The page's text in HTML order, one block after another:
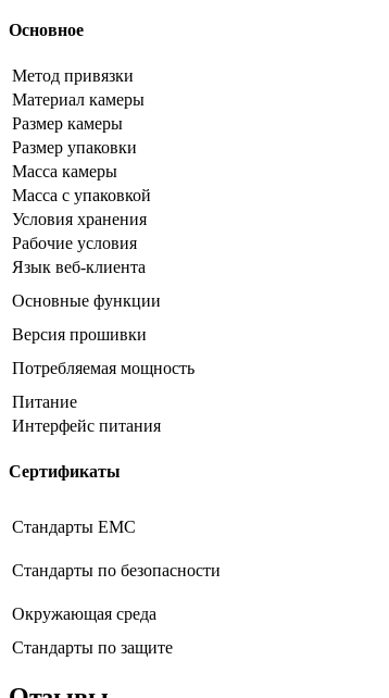
Основное
Метод привязки
Материал камеры
Размер камеры
Размер упаковки
Масса камеры
Масса с упаковкой
Условия хранения
Рабочие условия
Язык веб-клиента
Основные функции
Версия прошивки
Потребляемая мощность
Питание
Интерфейс питания
Сертификаты
Стандарты EMC
Стандарты по безопасности
Окружающая среда
Стандарты по защите